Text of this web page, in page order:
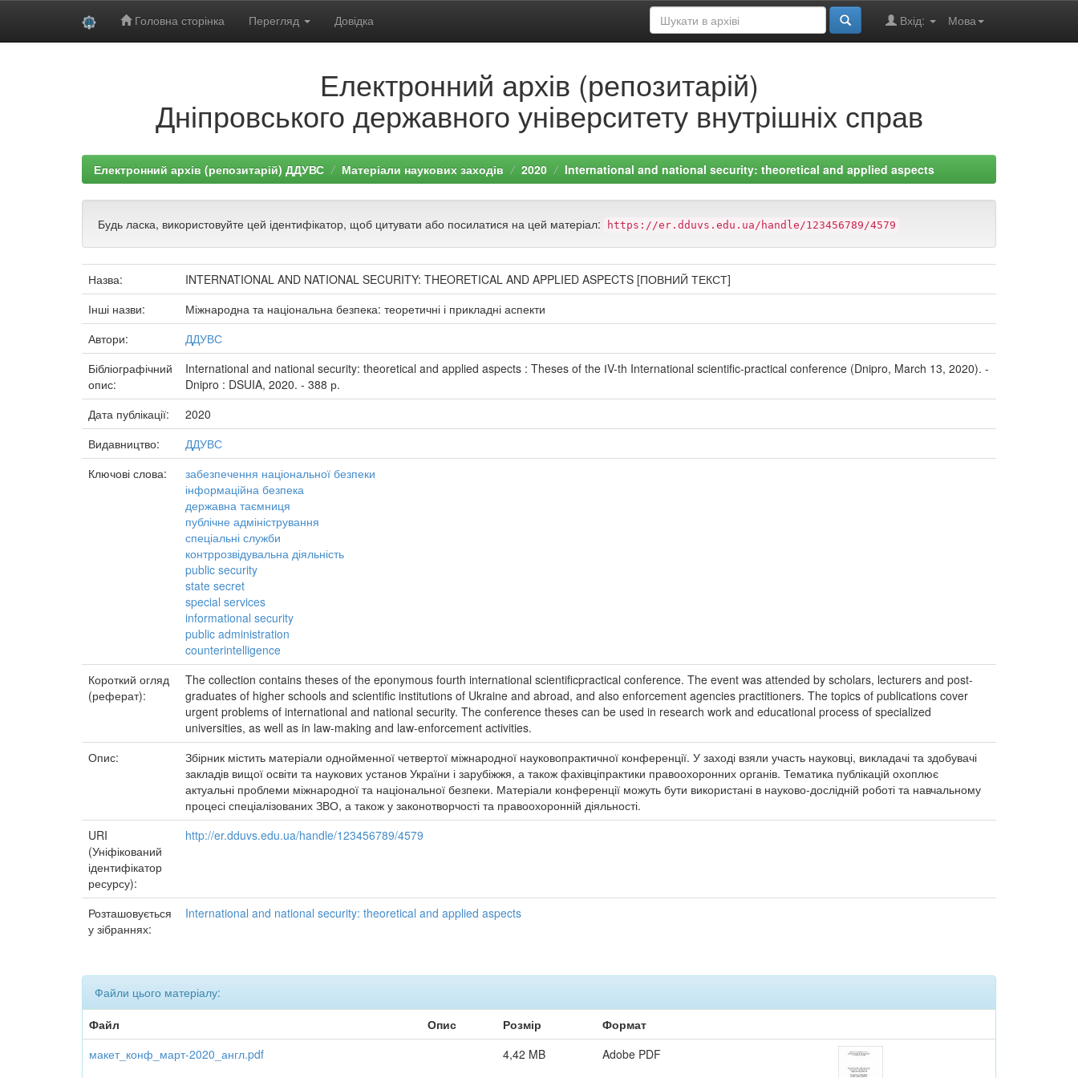
Головна сторінка Перегляд Довідка Мова
Вхід:
Електронний архів (репозитарій)
Дніпровського державного університету внутрішніх справ
Електронний архів (репозитарій) ДДУВС Матеріали наукових заходів 2020 International and national security: theoretical and applied aspects
Будь ласка, використовуйте цей ідентифікатор, щоб цитувати або посилатися на цей матеріал: https://er.dduvs.edu.ua/handle/123456789/4579
Назва:
INTERNATIONAL AND NATIONAL SECURITY: THEORETICAL AND APPLIED ASPECTS [ПОВНИЙ ТЕКСТ]
Інші назви:
Міжнародна та національна безпека: теоретичні і прикладні аспекти
Автори:
ДДУВС
Бібліографічний
опис:
International and national security: theoretical and applied aspects : Theses of the ІV-th International scientific-practical conference (Dnipro, March 13, 2020). -
Dnipro : DSUIA, 2020. - 388 р.
Дата публікації:
2020
Видавництво:
ДДУВС
Ключові слова:
забезпечення національної безпеки
інформаційна безпека
державна таємниця
публічне адміністрування
спеціальні служби
контррозвідувальна діяльність
public security
state secret
special services
informational security
public administration
counterintelligence
Короткий огляд
(реферат):
The collection contains theses of the eponymous fourth international scientificpractical conference. The event was attended by scholars, lecturers and post-
graduates of higher schools and scientific institutions of Ukraine and abroad, and also enforcement agencies practitioners. The topics of publications cover
urgent problems of international and national security. The conference theses can be used in research work and educational process of specialized
universities, as well as in law-making and law-enforcement activities.
Опис:
Збірник містить матеріали однойменної четвертої міжнародної науковопрактичної конференції. У заході взяли участь науковці, викладачі та здобувачі
закладів вищої освіти та наукових установ України і зарубіжжя, а також фахівціпрактики правоохоронних органів. Тематика публікацій охоплює
актуальні проблеми міжнародної та національної безпеки. Матеріали конференції можуть бути використані в науково-дослідній роботі та навчальному
процесі спеціалізованих ЗВО, а також у законотворчості та правоохоронній діяльності.
URI
(Уніфікований
ідентифікатор
ресурсу):
http://er.dduvs.edu.ua/handle/123456789/4579
Розташовується
у зібраннях:
International and national security: theoretical and applied aspects
Файли цього матеріалу:
Файл
Опис Розмір
Формат
макет_конф_март-2020_англ.pdf
4,42 MB Adobe PDF